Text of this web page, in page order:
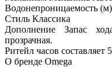
Водонепроницаемость
Стиль Классика
Дополнение Запас
прозрачная.
Ритейл часов составляет
О бренде Omega